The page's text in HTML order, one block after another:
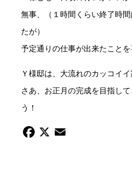
無事、（１時間くらい終了時
たが）
予定通りの仕事が出来たことを
Ｙ様邸は、大流れのカッコイイ
さあ、お正月の完成を目指し
う！